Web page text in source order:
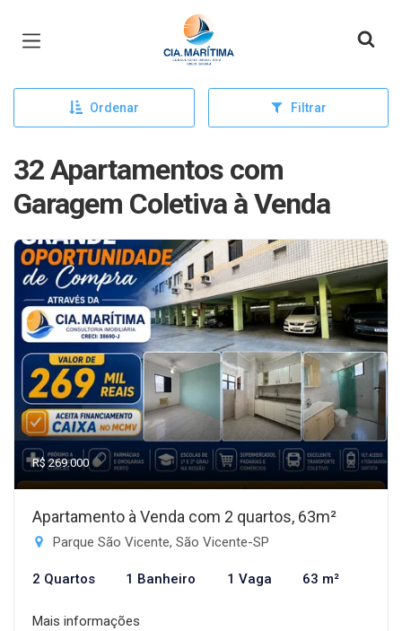
Página inicial
Ordenar Filtrar
32 Apartamentos com
Garagem Coletiva à Venda
R$ 269.000
Apartamento à Venda com 2 quartos, 63m²
Parque São Vicente, São Vicente-SP
2 Quartos 1 Banheiro 1 Vaga 63 m²
Mais informações